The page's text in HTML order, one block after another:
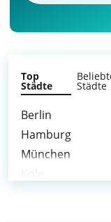
Top
Städte Städte
Berlin
Hamburg
München